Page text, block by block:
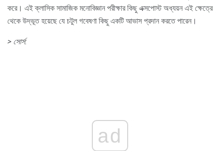
করে। এই ক্লাসিক সামাজিক মনোবিজ্ঞান পরীক্ষার কিছু এক্সপোস্ট অধ্যয়ন এই ক্ষেত্রে
থেকে উদ্ভূত হয়েছে যে চটুল গবেষণা কিছু একটি আভাস প্রদান করতে পারেন।
> সোর্স:
ad